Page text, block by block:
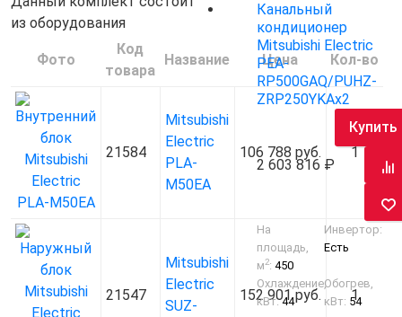
из оборудования
Фото
Код
товара
Название Цена Кол-во
21584
Mitsubishi
Electric
PLA-
M50EA
106 788 руб. 1
21547
Mitsubishi
Electric
SUZ-
152 901 руб. 1
Канальный
кондиционер
Mitsubishi Electric
PEA-
RP500GAQ/PUHZ-
ZRP250YKAх2
2 603 816
Купить
На
площадь,
м2:450
Инвертор:
Есть
Охлаждение,
кВт:44
Обогрев,
кВт: 54